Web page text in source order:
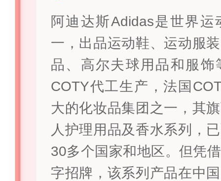
阿迪达斯Adidas是世界运
一，出品运动鞋、运动服
品、高尔夫球用品和服饰
COTY代工生产，法国
大的化妆品集团之一，其
人护理用品及香水系列，
30多个国家和地区。但凭
字招牌，该系列产品在中